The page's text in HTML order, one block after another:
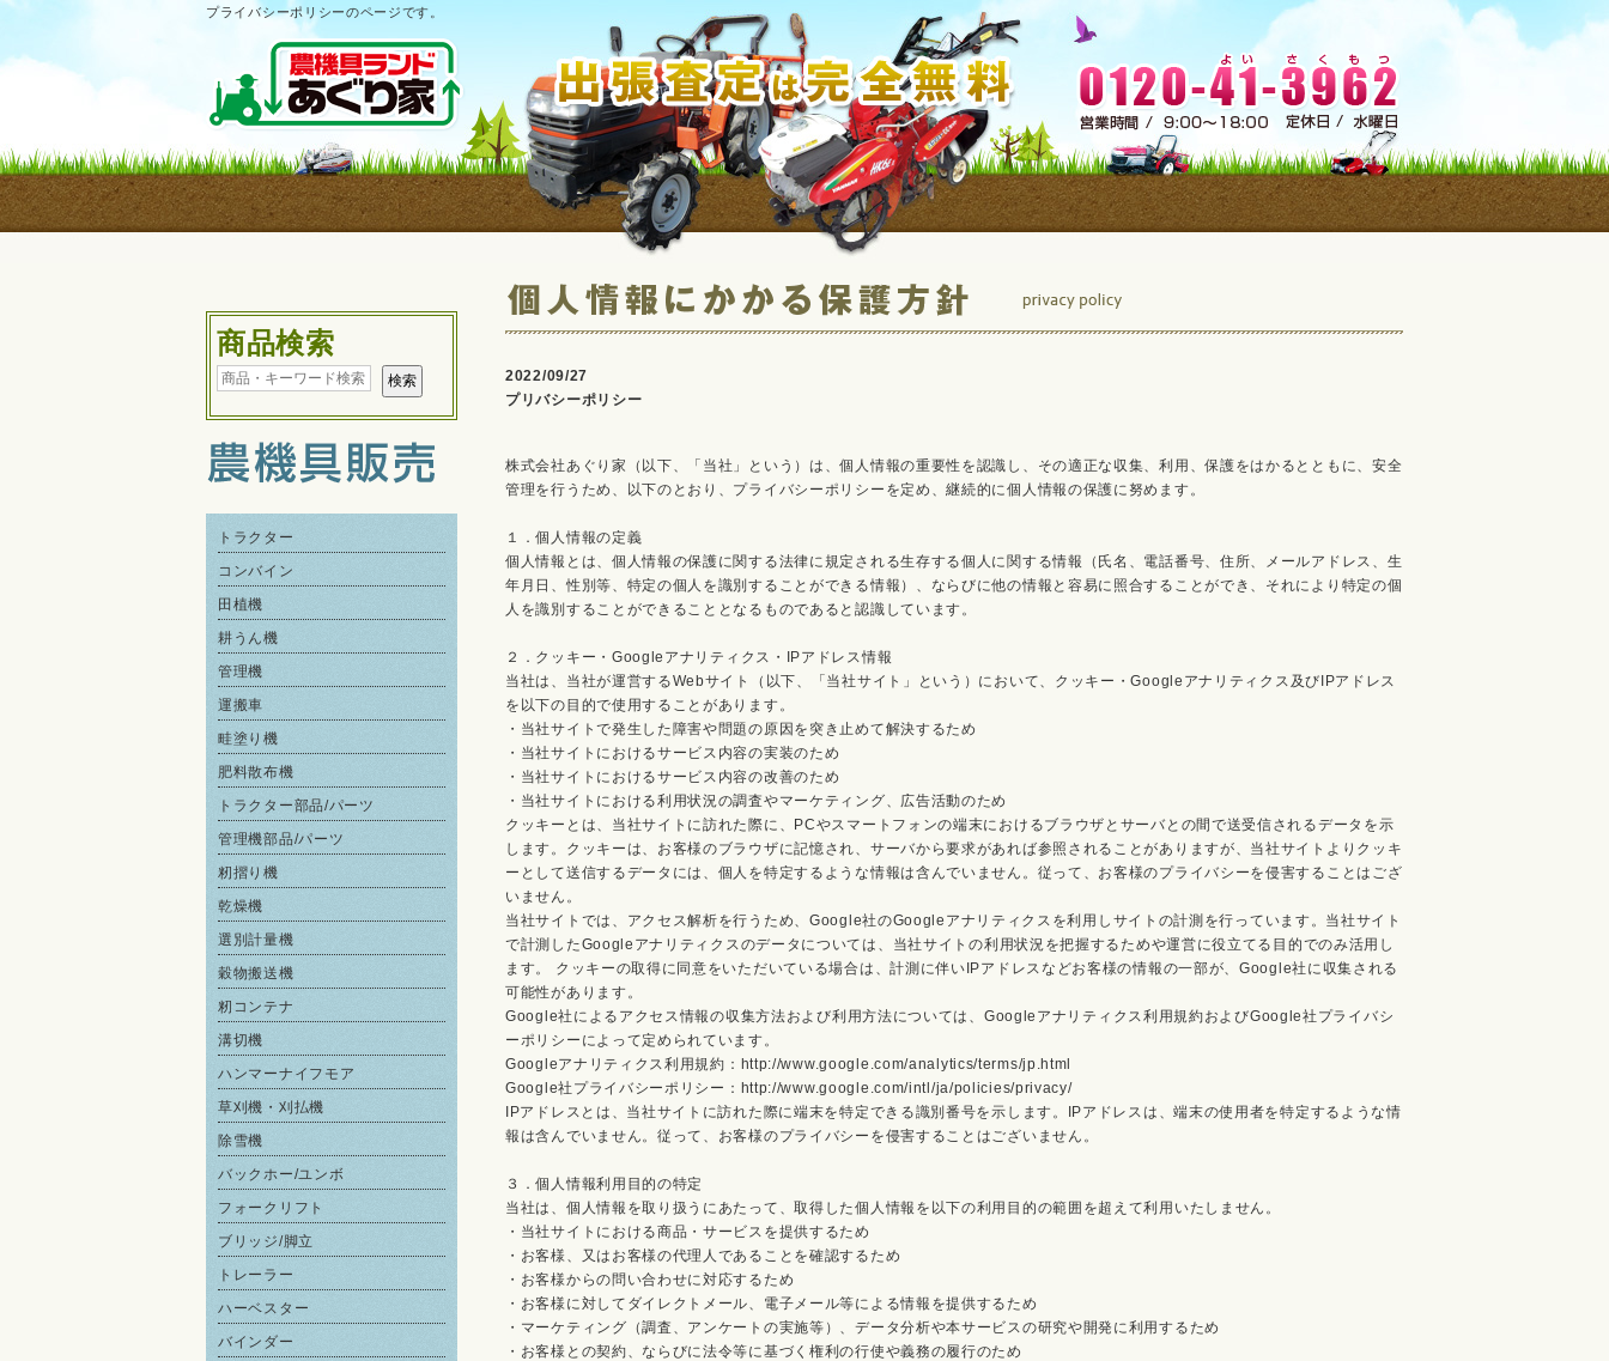
プライバシーポリシーのページです。
商品検索
トラクター
コンバイン
田植機
耕うん機
管理機
運搬車
畦塗り機
肥料散布機
トラクター部品/パーツ
管理機部品/パーツ
籾摺り機
乾燥機
選別計量機
穀物搬送機
籾コンテナ
溝切機
ハンマーナイフモア
草刈機・刈払機
除雪機
バックホー/ユンボ
フォークリフト
ブリッジ/脚立
トレーラー
ハーベスター
バインダー
2022/09/27
プリバシーポリシー
株式会社あぐり家（以下、「当社」という）は、個人情報の重要性を認識し、その適正な収集、利用、保護をはかるとともに、安全
管理を行うため、以下のとおり、プライバシーポリシーを定め、継続的に個人情報の保護に努めます。
１．個人情報の定義
個人情報とは、個人情報の保護に関する法律に規定される生存する個人に関する情報（氏名、電話番号、住所、メールアドレス、生
年月日、性別等、特定の個人を識別することができる情報）、ならびに他の情報と容易に照合することができ、それにより特定の個
人を識別することができることとなるものであると認識しています。
２．クッキー・Googleアナリティクス・IPアドレス情報
当社は、当社が運営するWebサイト（以下、「当社サイト」という）において、クッキー・Googleアナリティクス及びIPアドレス
を以下の目的で使用することがあります。
・当社サイトで発生した障害や問題の原因を突き止めて解決するため
・当社サイトにおけるサービス内容の実装のため
・当社サイトにおけるサービス内容の改善のため
・当社サイトにおける利用状況の調査やマーケティング、広告活動のため
クッキーとは、当社サイトに訪れた際に、PCやスマートフォンの端末におけるブラウザとサーバとの間で送受信されるデータを示
します。クッキーは、お客様のブラウザに記憶され、サーバから要求があれば参照されることがありますが、当社サイトよりクッキ
ーとして送信するデータには、個人を特定するような情報は含んでいません。従って、お客様のプライバシーを侵害することはござ
いません。
当社サイトでは、アクセス解析を行うため、Google社のGoogleアナリティクスを利用しサイトの計測を行っています。当社サイト
で計測したGoogleアナリティクスのデータについては、当社サイトの利用状況を把握するためや運営に役立てる目的でのみ活用し
ます。 クッキーの取得に同意をいただいている場合は、計測に伴いIPアドレスなどお客様の情報の一部が、Google社に収集される
可能性があります。
Google社によるアクセス情報の収集方法および利用方法については、Googleアナリティクス利用規約およびGoogle社プライバシ
ーポリシーによって定められています。
Googleアナリティクス利用規約：http://www.google.com/analytics/terms/jp.html
Google社プライバシーポリシー：http://www.google.com/intl/ja/policies/privacy/
IPアドレスとは、当社サイトに訪れた際に端末を特定できる識別番号を示します。IPアドレスは、端末の使用者を特定するような情
報は含んでいません。従って、お客様のプライバシーを侵害することはございません。
３．個人情報利用目的の特定
当社は、個人情報を取り扱うにあたって、取得した個人情報を以下の利用目的の範囲を超えて利用いたしません。
・当社サイトにおける商品・サービスを提供するため
・お客様、又はお客様の代理人であることを確認するため
・お客様からの問い合わせに対応するため
・お客様に対してダイレクトメール、電子メール等による情報を提供するため
・マーケティング（調査、アンケートの実施等）、データ分析や本サービスの研究や開発に利用するため
・お客様との契約、ならびに法令等に基づく権利の行使や義務の履行のため